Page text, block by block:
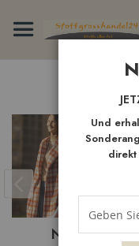
Inhalt
springen
Und